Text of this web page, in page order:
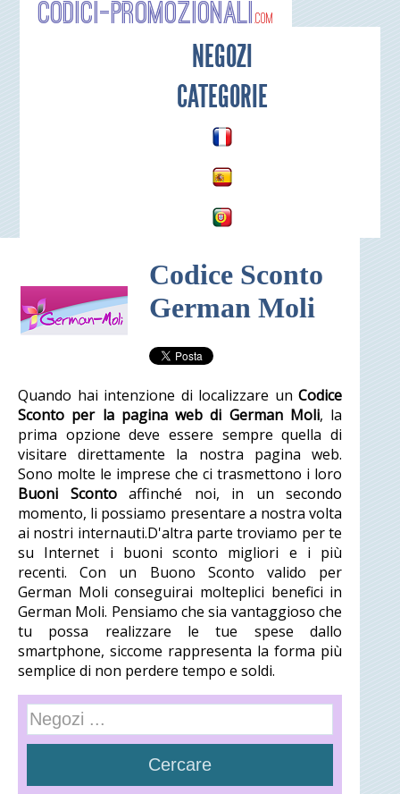
Codici-
NEGOZI
CATEGORIE
Codice Sconto
German Moli
Quando hai intenzione di localizzare unCodice
Sconto per la pagina web di German Moli, la
prima opzione deve essere sempre quella di
visitare direttamente la nostra pagina web.
Sono molte le imprese che ci trasmettono i loro
Buoni Scontoaffinché noi, in un secondo
momento, li possiamo presentare a nostra volta
ai nostri internauti.D'altra parte troviamo per te
su Internet i buoni sconto migliori e i più
recenti. Con un Buono Sconto valido per
German Moli conseguirai molteplici benefici in
German Moli. Pensiamo che sia vantaggioso che
tu possa realizzare le tue spese dallo
smartphone, siccome rappresenta la forma più
semplice di non perdere tempo e soldi.